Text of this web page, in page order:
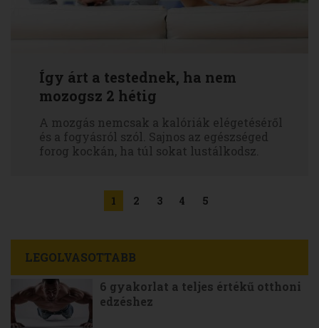
Így árt a testednek, ha nem
mozogsz 2 hétig
A mozgás nemcsak a kalóriák elégetéséről
és a fogyásról szól. Sajnos az egészséged
forog kockán, ha túl sokat lustálkodsz.
1 2 3 4 5
LEGOLVASOTTABB
6 gyakorlat a teljes értékű otthoni
edzéshez